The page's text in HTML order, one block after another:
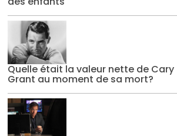
Quelle était la valeur nette de Cary
Grant au moment de sa mort?